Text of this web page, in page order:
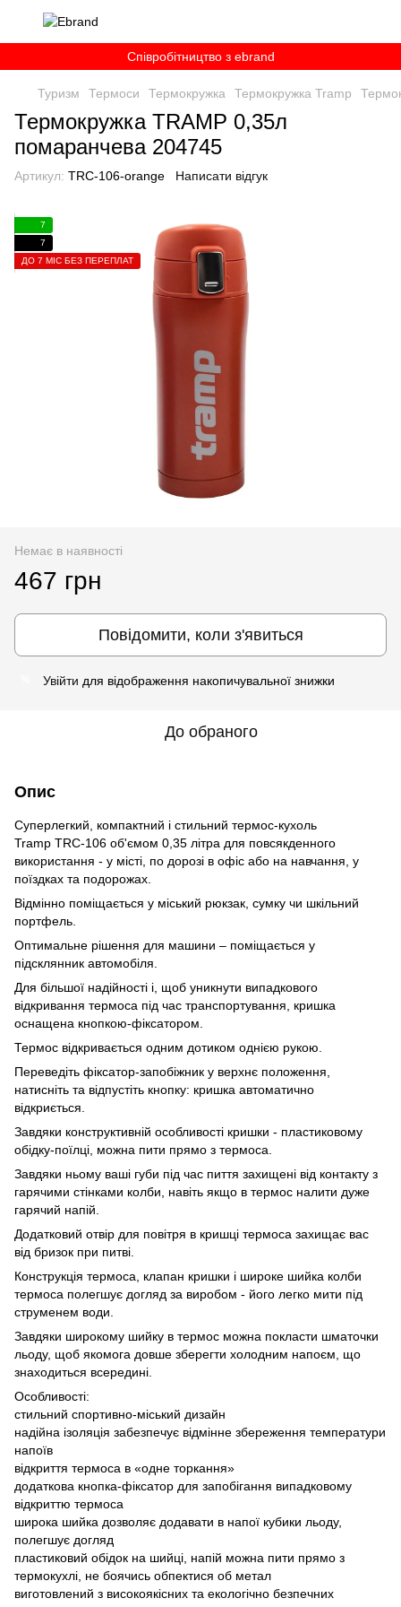
Співробітництво з ebrand
Туризм Термоси Термокружка Термокружка Tramp
Термокружка TRAMP 0,35л
помаранчева 204745
Артикул: TRC-106-orange Написати відгук
7
7
ДО 7 МІС БЕЗ ПЕРЕПЛАТ
Немає в наявності
467 грн
Повідомити, коли з'явиться
Увійти для відображення накопичувальної знижки
До обраного
Опис
Суперлегкий, компактний і стильний термос-кухоль
Tramp TRC-106 об'ємом 0,35 літра для повсякденного
використання - у місті, по дорозі в офіс або на навчання, у
поїздках та подорожах.
Відмінно поміщається у міський рюкзак, сумку чи шкільний
портфель.
Оптимальне рішення для машини – поміщається у
підсклянник автомобіля.
Для більшої надійності і, щоб уникнути випадкового
відкривання термоса під час транспортування, кришка
оснащена кнопкою-фіксатором.
Термос відкривається одним дотиком однією рукою.
Переведіть фіксатор-запобіжник у верхнє положення,
натисніть та відпустіть кнопку: кришка автоматично
відкриється.
Завдяки конструктивній особливості кришки - пластиковому
обідку-поїлці, можна пити прямо з термоса.
Завдяки ньому ваші губи під час пиття захищені від контакту з
гарячими стінками колби, навіть якщо в термос налити дуже
гарячий напій.
Додатковий отвір для повітря в кришці термоса захищає вас
від бризок при питві.
Конструкція термоса, клапан кришки і широке шийка колби
термоса полегшує догляд за виробом - його легко мити під
струменем води.
Завдяки широкому шийку в термос можна покласти шматочки
льоду, щоб якомога довше зберегти холодним напоєм, що
знаходиться всередині.
Особливості:
стильний спортивно-міський дизайн
надійна ізоляція забезпечує відмінне збереження температури
напоїв
відкриття термоса в «одне торкання»
додаткова кнопка-фіксатор для запобігання випадковому
відкриттю термоса
широка шийка дозволяє додавати в напої кубики льоду,
полегшує догляд
пластиковий обідок на шийці, напій можна пити прямо з
термокухлі, не боячись обпектися об метал
виготовлений з високоякісних та екологічно безпечних